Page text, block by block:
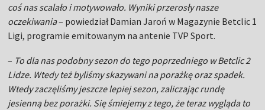
coś nas scalało i motywowało. Wyniki przerosły nasze
oczekiwania– powiedział Damian Jaroń w Magazynie Betclic 1
Ligi, programie emitowanym na antenie TVP Sport.
– To dla nas podobny sezon do tego poprzedniego w Betclic 2
Lidze. Wtedy też byliśmy skazywani na porażkę oraz spadek.
Wtedy zaczęliśmy jeszcze lepiej sezon, zaliczając rundę
jesienną bez porażki. Się śmiejemy z tego, że teraz wygląda to